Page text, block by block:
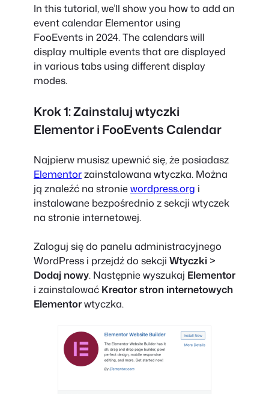
In this tutorial, we’ll show you how to add an
event calendar Elementor using
FooEvents in 2024. The calendars will
display multiple events that are displayed
in various tabs using different display
modes.
Krok 1: Zainstaluj wtyczki
Elementor i FooEvents Calendar
Najpierw musisz upewnić się, że posiadasz
Elementorzainstalowana wtyczka. Można
ją znaleźć na stroniewordpress.org i
instalowane bezpośrednio z sekcji wtyczek
na stronie internetowej.
Zaloguj się do panelu administracyjnego
WordPress i przejdź do sekcji Wtyczki >
Dodaj nowy. Następnie wyszukaj Elementor
i zainstalować Kreator stron internetowych
Elementorwtyczka.